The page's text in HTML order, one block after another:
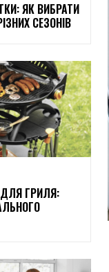
ЯК ВИБРАТИ
СЕЗОНІВ
ГРИЛЯ: